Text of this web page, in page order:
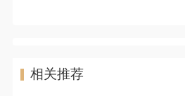
相关推荐